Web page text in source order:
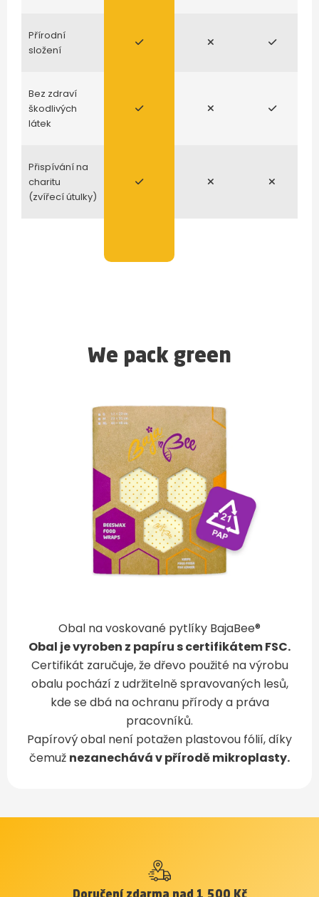
Přírodní
složení
Bez zdraví
škodlivých
látek
Přispívání na
charitu
(zvířecí útulky)
We pack green
Obal na voskované pytlíky BajaBee®
Obal je vyroben z papíru s certifikátem FSC.
Certifikát zaručuje, že dřevo použité na výrobu
obalu pochází z udržitelně spravovaných lesů,
kde se dbá na ochranu přírody a práva
pracovníků.
Papírový obal není potažen plastovou fólií, díky
čemuž nezanechává v přírodě mikroplasty.